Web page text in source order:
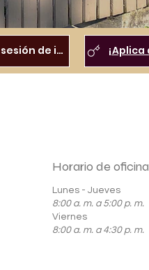
Horario de oficina
Lunes - Jueves
8:00 a. m. a 5:00 p. m.
Viernes
8:00 a. m. a 4:30 p. m.
Inicio de sesión de inquilinos